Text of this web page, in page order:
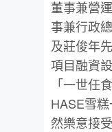
董事兼營
事兼行政
及莊俊年
項目融資
「一世任
HASE雪
然樂意接